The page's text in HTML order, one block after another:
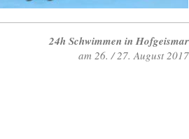
24h Schwimmen in Hofgeismar
am 26. / 27. August 2017